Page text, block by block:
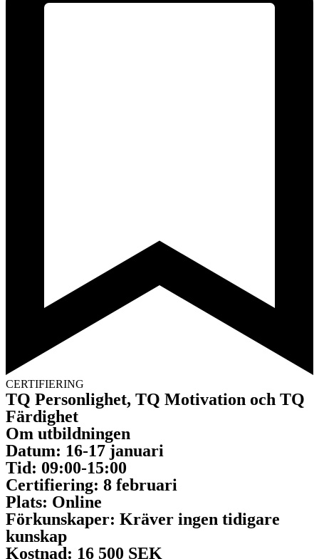
CERTIFIERING
TQ Personlighet, TQ Motivation och TQ
Färdighet
Om utbildningen
Datum: 16-17 januari
Tid: 09:00-15:00
Certifiering: 8 februari
Plats: Online
Förkunskaper: Kräver ingen tidigare
kunskap
Kostnad: 16 500 SEK